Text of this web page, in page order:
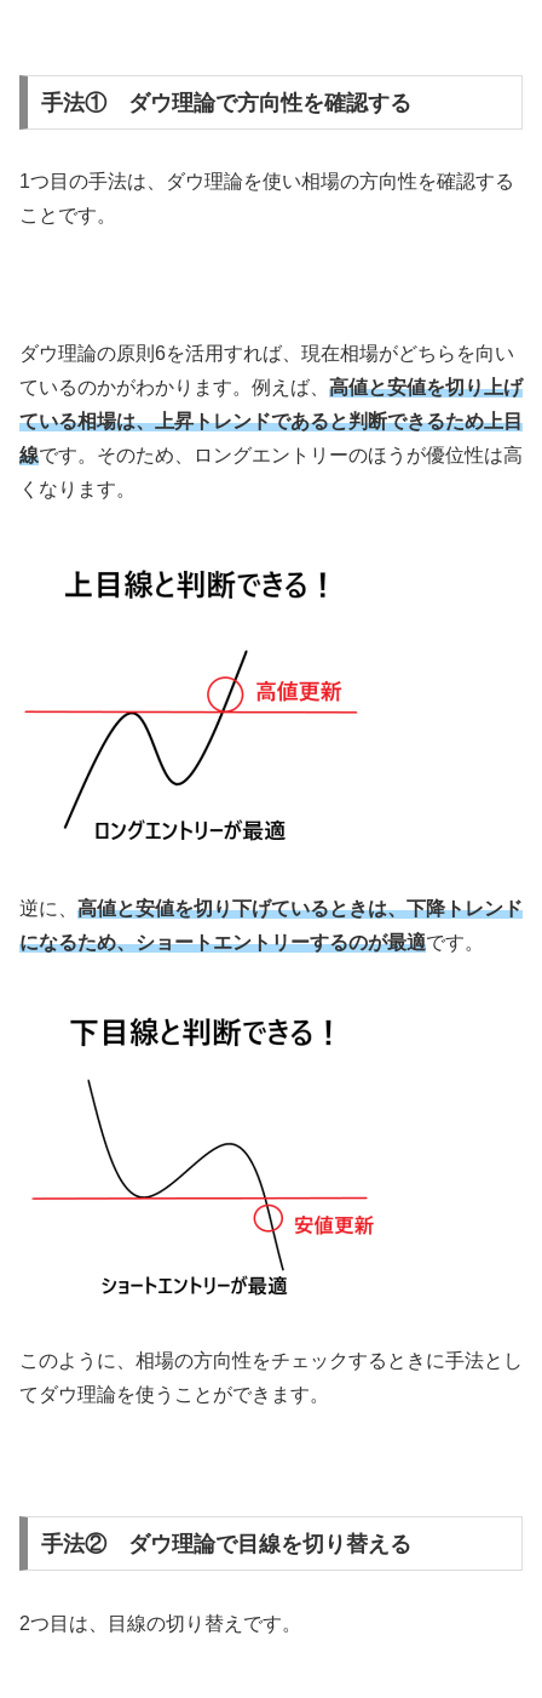
手法① ダウ理論で方向性を確認する
1つ目の手法は、ダウ理論を使い相場の方向性を確認する
ことです。
ダウ理論の原則 6を活用すれば、現在相場がどちらを向い
ているのかがわかります。例えば、 高値と安値を切り上げ
ている相場は、上昇トレンドであると判断できるため上目
線です。そのため、ロングエントリーのほうが優位性は高
くなります。
逆に、 高値と安値を切り下げているときは、下降トレンド
になるため、ショートエントリーするのが最適です。
このように、相場の方向性をチェックするときに手法とし
てダウ理論を使うことができます。
手法② ダウ理論で目線を切り替える
2つ目は、目線の切り替えです。